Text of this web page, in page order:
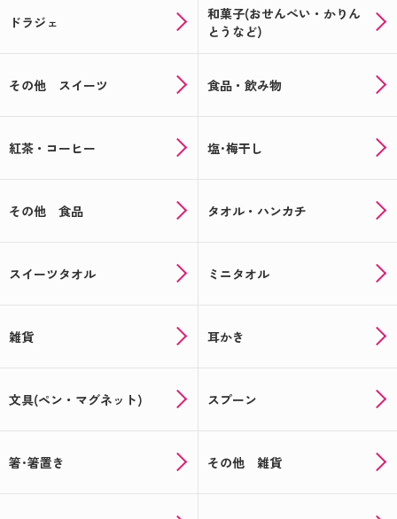
ドラジェ
和菓子(おせんべい・かりん
とうなど)
その他 スイーツ 食品・飲み物
紅茶・コーヒー 塩･梅干し
その他 食品 タオル・ハンカチ
スイーツタオル ミニタオル
雑貨 耳かき
文具(ペン・マグネット) スプーン
箸･箸置き その他 雑貨